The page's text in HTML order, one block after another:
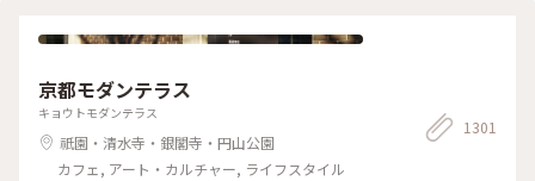
ても疲れます… 夕方の空いてる時間を狙うのがいいのかもです
京都モダンテラス
キョウトモダンテラス
祇園・清水寺・銀閣寺・円山公園
カフェ, アート・カルチャー, ライフスタイル
1301